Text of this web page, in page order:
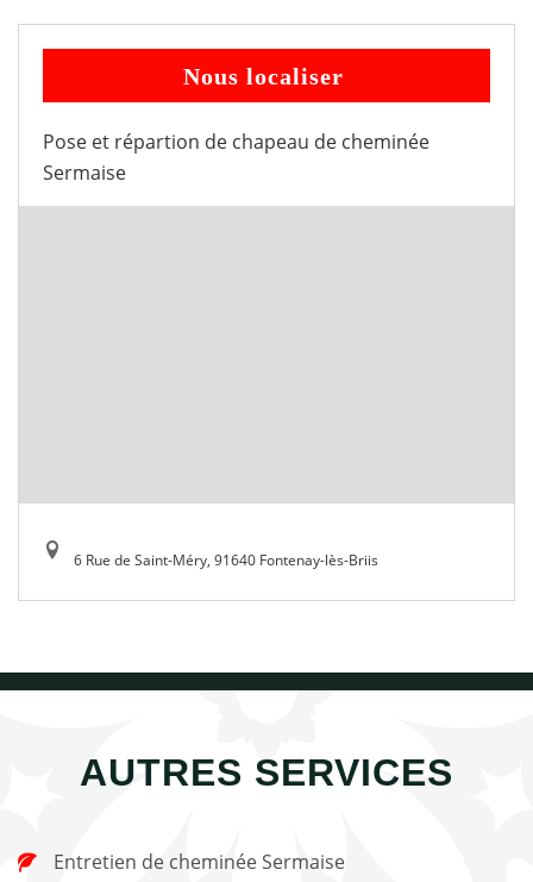
Nous localiser
Pose et répartion de chapeau de cheminée
Sermaise
6 Rue de Saint-Méry, 91640 Fontenay-lès-Briis
AUTRES SERVICES
Entretien de cheminée Sermaise